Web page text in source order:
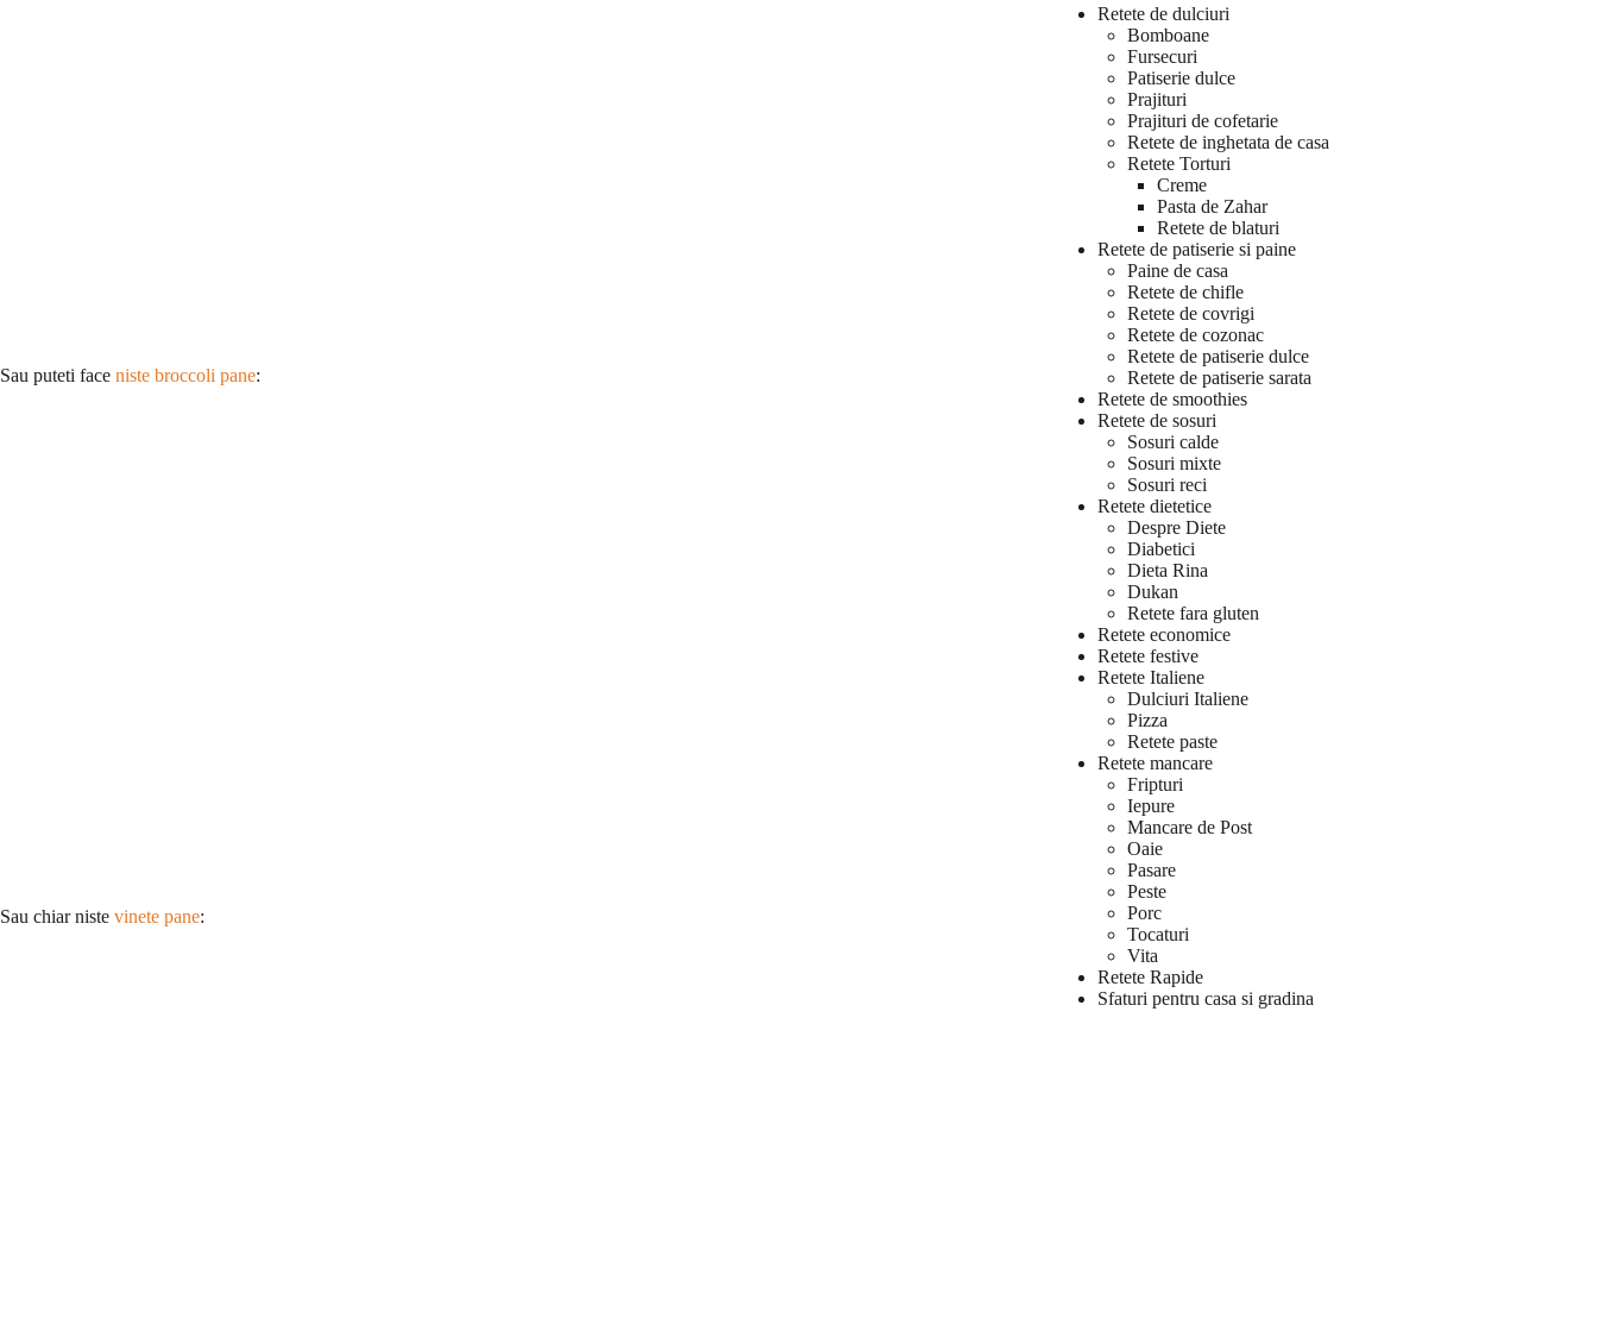
Sau puteti face niste broccoli pane:
Sau chiar niste vinete pane:
Retete de dulciuri
Bomboane
Fursecuri
Patiserie dulce
Prajituri
Prajituri de cofetarie
Retete de inghetata de casa
Retete Torturi
Creme
Pasta de Zahar
Retete de blaturi
Retete de patiserie si paine
Paine de casa
Retete de chifle
Retete de covrigi
Retete de cozonac
Retete de patiserie dulce
Retete de patiserie sarata
Retete de smoothies
Retete de sosuri
Sosuri calde
Sosuri mixte
Sosuri reci
Retete dietetice
Despre Diete
Diabetici
Dieta Rina
Dukan
Retete fara gluten
Retete economice
Retete festive
Retete Italiene
Dulciuri Italiene
Pizza
Retete paste
Retete mancare
Fripturi
Iepure
Mancare de Post
Oaie
Pasare
Peste
Porc
Tocaturi
Vita
Retete Rapide
Sfaturi pentru casa si gradina